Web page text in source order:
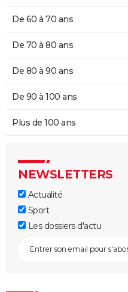
De 60 à 70 ans
De 70 à 80 ans
De 80 à 90 ans
De 90 à 100 ans
Plus de 100 ans
NEWSLETTERS
Actualité
Sport
Les dossiers d'actu